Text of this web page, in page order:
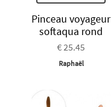
Pinceau voyageur
softaqua rond
€ 25.45
Raphaël